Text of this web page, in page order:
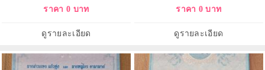
ราคา 0 บาท
ดูรายละเอียด
ราคา 0 บาท
ดูรายละเอียด